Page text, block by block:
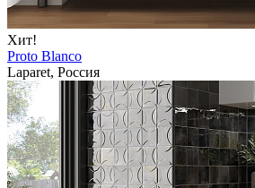
Хит!
Proto Blanco
Laparet, Россия